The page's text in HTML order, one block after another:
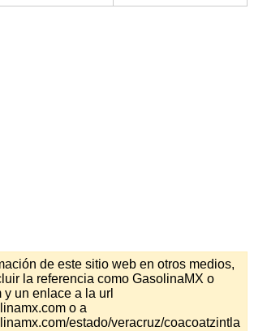
de este sitio web en otros medios,
la referencia como GasolinaMX o
un enlace a la url
o a
estado/veracruz/coacoatzintla